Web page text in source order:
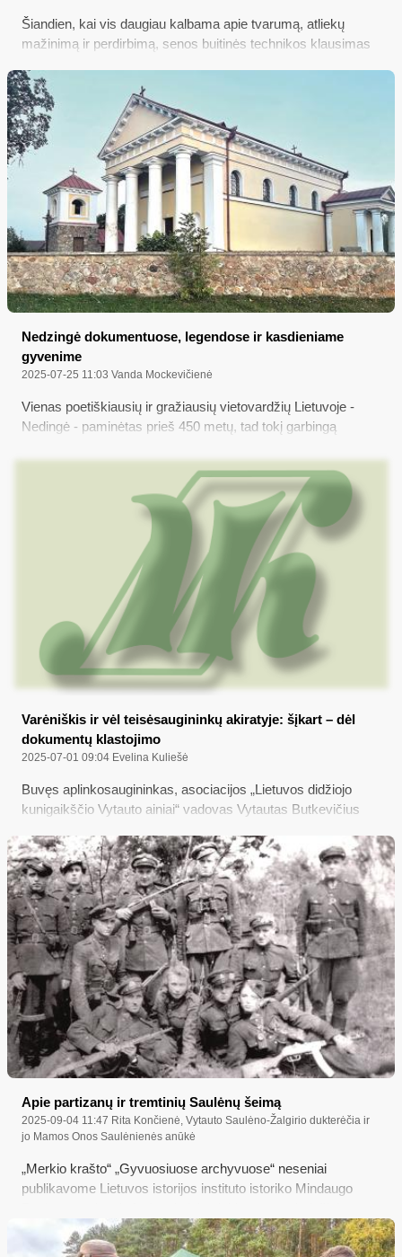
Šiandien, kai vis daugiau kalbama apie tvarumą, atliekų
mažinimą ir perdirbimą, senos buitinės technikos klausimas
esame susidūrę su klausimu: ką daryti su sena skalbimo
mašina, šaldytuvu ar mikrobangų krosnele? Vieni prietaisus
tiesiog išmeta, kiti palieka rūsiuose, o dar kiti ieško tvaresnio
sprendimo – priduoda juos į metalo supirktuvę. Tai ne tik
padeda atsikratyti nereikalingų daiktų, bet ir leidžia prisidėti
prie žiedinės ekonomikos bei gauti finansinę naudą.
Nedzingė dokumentuose, legendose ir kasdieniame
gyvenime
2025-07-25 11:03 Vanda Mockevičienė
Vienas poetiškiausių ir gražiausių vietovardžių Lietuvoje -
Nedingė - paminėtas prieš 450 metų, tad tokį garbingą
Varėniškis ir vėl teisėsaugininkų akiratyje: šįkart – dėl
dokumentų klastojimo
2025-07-01 09:04 Evelina Kuliešė
Buvęs aplinkosaugininkas, asociacijos „Lietuvos didžiojo
kunigaikščio Vytauto ainiai“ vadovas Vytautas Butkevičius
už medžioklės taisyklių pažeidimus, lapkričio 27 dieną vėl
nuteistas už dokumentų klastojimą...
Apie partizanų ir tremtinių Saulėnų šeimą
2025-09-04 11:47 Rita Končienė, Vytauto Saulėno-Žalgirio dukterėčia ir
jo Mamos Onos Saulėnienės anūkė
„Merkio krašto“ „Gyvuosiuose archyvuose“ neseniai
publikavome Lietuvos istorijos instituto istoriko Mindaugo
Valkininkų krašte 1944-1949 metais“, kuriame minimas ir
partizanas Vytautas Saulėnas-Žalgiris iš Dargužių kaimo,